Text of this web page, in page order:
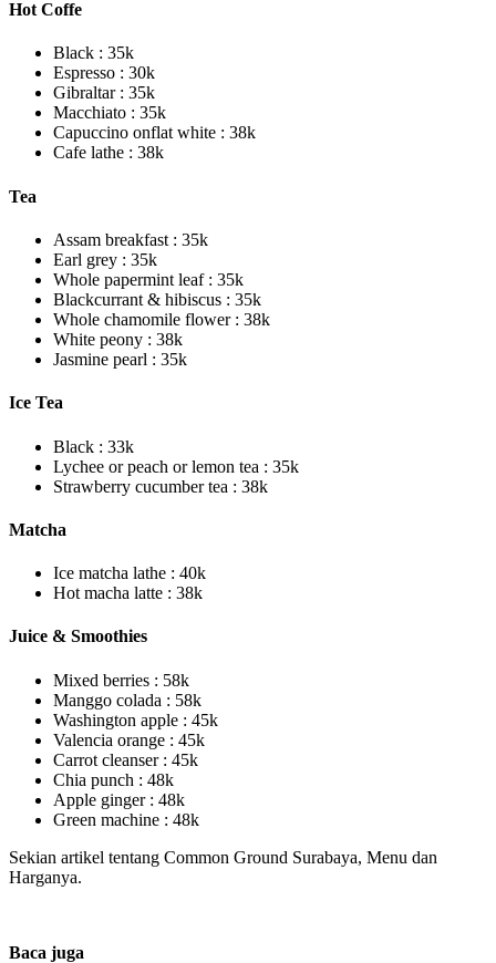
Hot Coffe
Black : 35k
Espresso : 30k
Gibraltar : 35k
Macchiato : 35k
Capuccino onflat white : 38k
Cafe lathe : 38k
Tea
Assam breakfast : 35k
Earl grey : 35k
Whole papermint leaf : 35k
Blackcurrant & hibiscus : 35k
Whole chamomile flower : 38k
White peony : 38k
Jasmine pearl : 35k
Ice Tea
Black : 33k
Lychee or peach or lemon tea : 35k
Strawberry cucumber tea : 38k
Matcha
Ice matcha lathe : 40k
Hot macha latte : 38k
Juice & Smoothies
Mixed berries : 58k
Manggo colada : 58k
Washington apple : 45k
Valencia orange : 45k
Carrot cleanser : 45k
Chia punch : 48k
Apple ginger : 48k
Green machine : 48k
Sekian artikel tentang Common Ground Surabaya, Menu dan
Harganya.
Baca juga